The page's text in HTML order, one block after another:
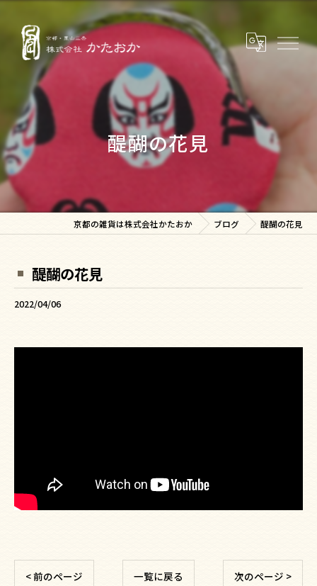
醍醐の花見
京都の雑貨は株式会社かたおか ブログ 醍醐の花見
醍醐の花見
2022/04/06
< 前のページ 一覧に戻る 次のページ >